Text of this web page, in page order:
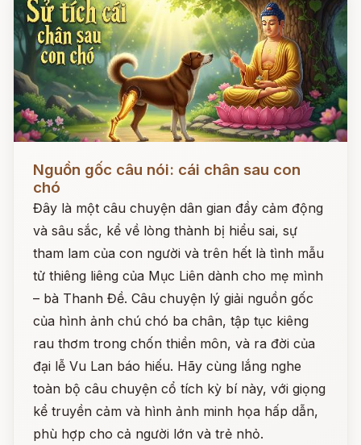
Đọc ngay
Nguồn gốc câu nói: cái chân sau con
chó
Đây là một câu chuyện dân gian đầy cảm động
và sâu sắc, kể về lòng thành bị hiểu sai, sự
tham lam của con người và trên hết là tình mẫu
tử thiêng liêng của Mục Liên dành cho mẹ mình
– bà Thanh Đề. Câu chuyện lý giải nguồn gốc
của hình ảnh chú chó ba chân, tập tục kiêng
rau thơm trong chốn thiền môn, và ra đời của
đại lễ Vu Lan báo hiếu. Hãy cùng lắng nghe
toàn bộ câu chuyện cổ tích kỳ bí này, với giọng
kể truyền cảm và hình ảnh minh họa hấp dẫn,
phù hợp cho cả người lớn và trẻ nhỏ.